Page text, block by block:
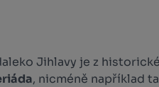
Jihlavy je z
, nicméně například